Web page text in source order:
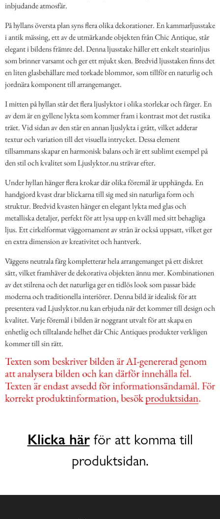
inbjudande atmosfär.
På hyllans översta plan syns flera olika dekorationer. En kammarljusstake
i antik mässing, ett av de utmärkande objekten från Chic Antique, står
elegant i bildens främre del. Denna ljusstake håller ett enkelt stearinljus
som brinner varsamt och ger ett mjukt sken. Bredvid ljusstaken finns det
en liten glasbehållare med torkade blommor, som tillför en naturlig och
jordnära komponent till arrangemanget.
I mitten på hyllan står det flera ljuslyktor i olika storlekar och färger. En
av dem är en gyllene lykta som kommer fram i kontrast mot det rustika
träet. Vid sidan av den står en annan ljuslykta i grått, vilket adderar
textur och variation till det visuella intrycket. Dessa element
tillsammans skapar en harmonisk balans och är ett sublimt exempel på
den stil och kvalitet som Ljuslyktor.nu strävar efter.
Under hyllan hänger flera krokar där olika föremål är upphängda. En
handgjord kvast drar blickarna till sig med sin naturliga form och
struktur. Bredvid kvasten hänger en elegant lykta med glas och
metalliska detaljer, perfekt för att lysa upp en kväll med sitt behagliga
ljus. Ett cirkelformat väggornament av strån är också uppsatt, vilket ger
en extra dimension av kreativitet och hantverk.
Väggens neutrala färg kompletterar hela arrangemanget på ett diskret
sätt, vilket framhäver de dekorativa objekten ännu mer. Kombinationen
av det stilrena och det naturliga ger en tidlös look som passar både
moderna och traditionella interiörer. Denna bild är idealisk för att
presentera vad Ljuslyktor.nu kan erbjuda när det kommer till design och
kvalitet. Varje föremål i bilden är noggrant utvalt för att skapa en
enhetlig och tilltalande helhet där Chic Antiques produkter verkligen
kommer till sin rätt.
Klicka härför att komma till
produktsidan.